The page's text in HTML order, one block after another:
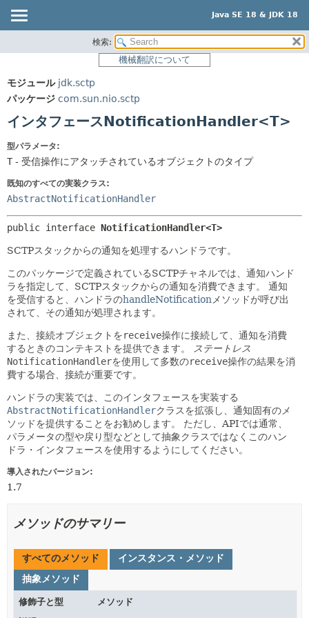
Java SE 18 & JDK 18
パッケージ
使用
ツリー
新規
非推奨
サマリー:
ネスト済
メソッド
詳細:
メソッド
検索:
機械翻訳について
モジュール jdk.sctp
パッケージ com.sun.nio.sctp
インタフェースNotificationHandler<T>
型パラメータ:
T - 受信操作にアタッチされているオブジェクトのタイプ
既知のすべての実装クラス:
AbstractNotificationHandler
public interface NotificationHandler<T>
SCTPスタックからの通知を処理するハンドラです。
このパッケージで定義されているSCTPチャネルでは、通知ハンド
ラを指定して、SCTPスタックからの通知を消費できます。
通知
を受信すると、ハンドラのhandleNotification メソッドが呼び出
されて、その通知が処理されます。
また、接続オブジェクトをreceive操作に接続して、通知を消費
するときのコンテキストを提供できます。
ステートレス
NotificationHandlerを使用して多数のreceive操作の結果を消
費する場合、接続が重要です。
ハンドラの実装では、このインタフェースを実装する
AbstractNotificationHandlerクラスを拡張し、通知固有のメ
ソッドを提供することをお勧めします。
ただし、APIでは通常、
パラメータの型や戻り型などとして抽象クラスではなくこのハン
ドラ・インタフェースを使用するようにしてください。
導入されたバージョン:
1.7
メソッドのサマリー
すべてのメソッド
インスタンス・メソッド
抽象メソッド
修飾子と型
メソッド